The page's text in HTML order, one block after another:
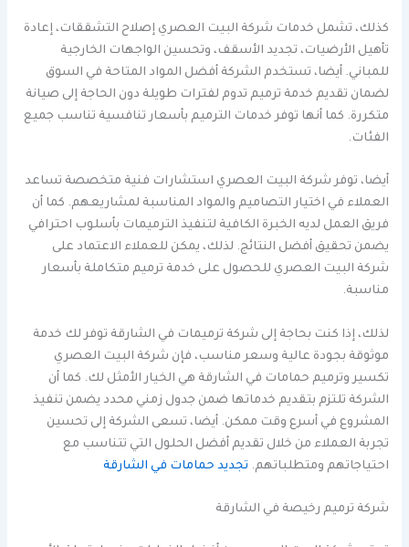
كذلك، تشمل خدمات شركة البيت العصري إصلاح التشققات، إعادة
تأهيل الأرضيات، تجديد الأسقف، وتحسين الواجهات الخارجية
للمباني. أيضا، تستخدم الشركة أفضل المواد المتاحة في السوق
لضمان تقديم خدمة ترميم تدوم لفترات طويلة دون الحاجة إلى صيانة
متكررة. كما أنها توفر خدمات الترميم بأسعار تنافسية تناسب جميع
الفئات.
أيضا، توفر شركة البيت العصري استشارات فنية متخصصة تساعد
العملاء في اختيار التصاميم والمواد المناسبة لمشاريعهم. كما أن
فريق العمل لديه الخبرة الكافية لتنفيذ الترميمات بأسلوب احترافي
يضمن تحقيق أفضل النتائج. لذلك، يمكن للعملاء الاعتماد على
شركة البيت العصري للحصول على خدمة ترميم متكاملة بأسعار
مناسبة.
لذلك، إذا كنت بحاجة إلى شركة ترميمات في الشارقة توفر لك خدمة
موثوقة بجودة عالية وسعر مناسب، فإن شركة البيت العصري
تكسير وترميم حمامات في الشارقة هي الخيار الأمثل لك. كما أن
الشركة تلتزم بتقديم خدماتها ضمن جدول زمني محدد يضمن تنفيذ
المشروع في أسرع وقت ممكن. أيضا، تسعى الشركة إلى تحسين
تجربة العملاء من خلال تقديم أفضل الحلول التي تتناسب مع
احتياجاتهم ومتطلباتهم. تجديد حمامات في الشارقة
شركة ترميم رخيصة في الشارقة